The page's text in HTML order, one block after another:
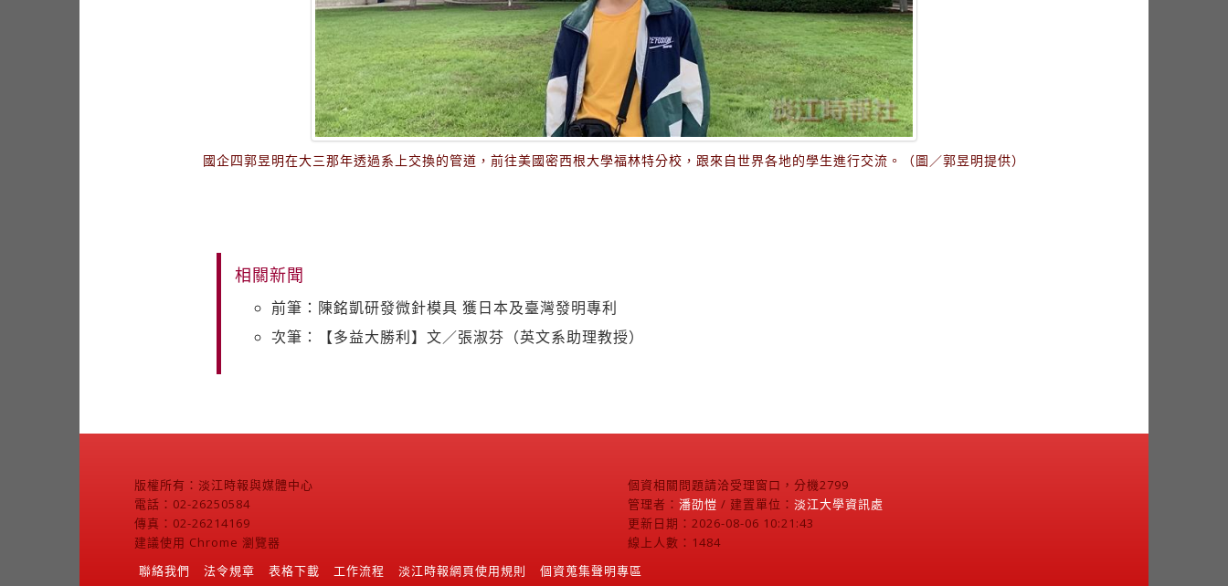
國企四郭昱明在大三那年透過系上交換的管道，前往美國密西根大學福林特分校，跟來自世界各地的學生進行交流。（圖／郭昱明提供）
相關新聞
前筆：陳銘凱研發微針模具 獲日本及臺灣發明專利
次筆：【多益大勝利】文／張淑芬（英文系助理教授）
版權所有：淡江時報與媒體中心
電話：02-26250584
傳真：02-26214169
建議使用 Chrome 瀏覽器
個資相關問題請洽受理窗口，分機2799
管理者： 潘劭愷 / 建置單位： 淡江大學資訊處
更新日期：2026-08-06 10:21:43
線上人數：1484
聯絡我們
法令規章 表格下載 工作流程 淡江時報網頁使用規則 個資蒐集聲明專區